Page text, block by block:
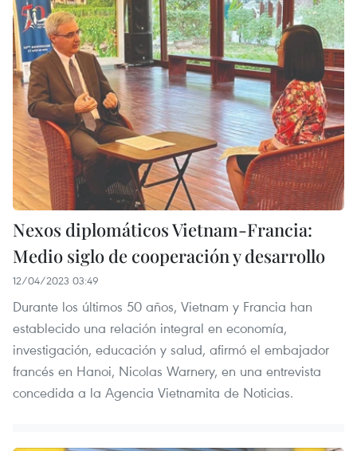
Nexos diplomáticos Vietnam-Francia:
Medio siglo de cooperación y desarrollo
12/04/2023 03:49
Durante los últimos 50 años, Vietnam y Francia han
establecido una relación integral en economía,
investigación, educación y salud, afirmó el embajador
francés en Hanoi, Nicolas Warnery, en una entrevista
concedida a la Agencia Vietnamita de Noticias.